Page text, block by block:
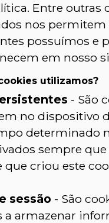
Entre outras
nos permitem
possuímos e
em nosso
utilizamos?
- São
no dispositivo
determinado
sempre
que criou este
sessão - São
a armazenar